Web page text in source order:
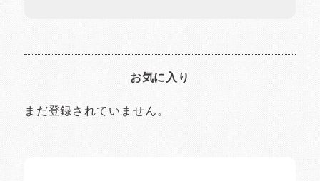
お気に入り
まだ登録されていません。